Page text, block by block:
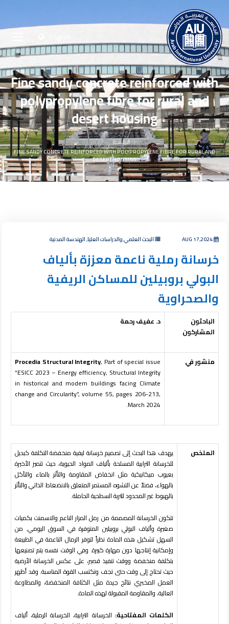
Fine sandy concrete reinforced with
polypropylene fibre for rural and
desert housing
الرئيسية
FINE SANDY CONCRETE REINFORCED WITH POLYPROPYLENE FIBRE FOR RURAL AND
DESERT HOUSING
AUG 17,2024 البحث العلمي والدراسات العليا, الهندسة المدنية
خرسانة رملية ناعمة معززة بألياف
البولي بروبيلين للمساكن الريفية
والصحراوية
الباحثون
المشاركون
د. عفيف رحمة
منشور في Procedia Structural Integrity, Part of special issue
“ESICC 2023 – Energy efficiency, Structural Integrity
in historical and modern buildings facing Climate
change and Circularity”, volume 55, pages 206-213,
March 2024.
الملخص
يهدف هذا البحث إلى تصميم خرسانة ليفية منخفضة التكلفة كبديل
للخرسانة الترابية المسلحة بألياف المواد الحيوية، حيث تتميز الأخيرة
بعيوب ميكانيكية مثل انخفاض المقاومة والتأثر بالماء والتآكل
بالهواء، فضلاً عن التشوه المستمر المتعلق بالانضغاط الذاتي والتأثر
بالهبوط غير المحدود للتربة السطحية الحاملة.
تتكون الخرسانة المصممة من رمل المزار الناعم والاسمنت بكميات
صغيرة وألياف البولي بروبيلين المتوفرة في السوق اليومي. من
السهل تشكيل هذه المادة نظراً لتوفر الرمال الناعمة في الطبيعة
وإمكانية إنتاجها دون مهارة كبيرة. وفي الوقت نفسه يتم تصنيعها
بتكلفة منخفضة ووقت تنفيذ قصير، على عكس الخرسانة الأرضية
حيث تحتاج إلى وقت حتى تجف وتكتسب القوة المناسبة. وقد أظهر
العمل المخبري نتائج جيدة مثل الكثافة المنخفضة، والمطاوعة
العالية، والمقاومة المقبولة لهذه المادة.
الكلمات المفتاحية: الخرسانة الترابية، الخرسانة الرملية، ألياف